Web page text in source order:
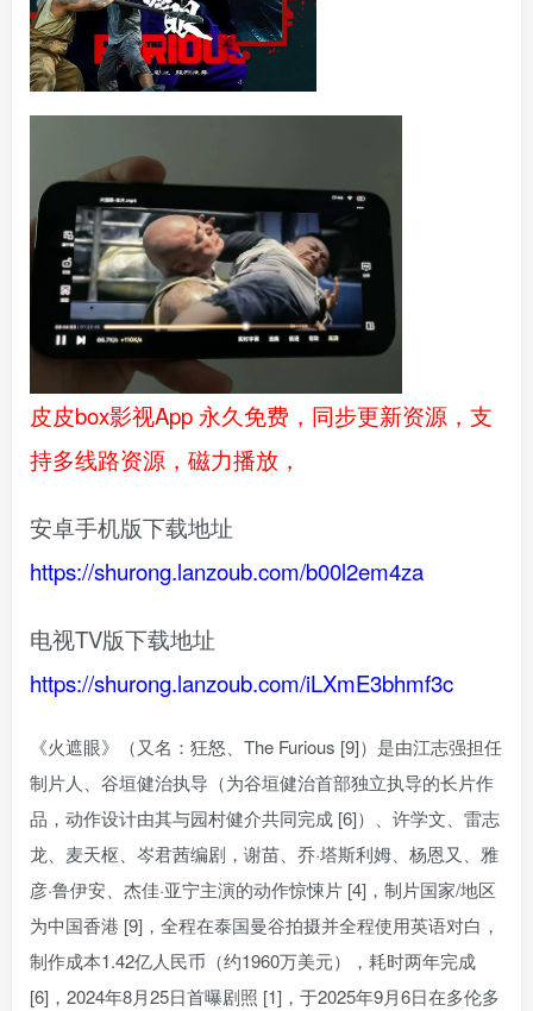
皮皮box影视App 永久免费，同步更新资源，支
持多线路资源，磁力播放，
安卓手机版下载地址
https://shurong.lanzoub.com/b00l2em4za
电视TV版下载地址
https://shurong.lanzoub.com/iLXmE3bhmf3c
《火遮眼》（又名：狂怒、The Furious [9]）是由江志强担任
制片人、谷垣健治执导（为谷垣健治首部独立执导的长片作
品，动作设计由其与园村健介共同完成 [6]）、许学文、雷志
龙、麦天枢、岑君茜编剧，谢苗、乔·塔斯利姆、杨恩又、雅
彦·鲁伊安、杰佳·亚宁主演的动作惊悚片 [4]，制片国家/地区
为中国香港 [9]，全程在泰国曼谷拍摄并全程使用英语对白，
制作成本1.42亿人民币（约1960万美元），耗时两年完成
[6]，2024年8月25日首曝剧照 [1]，于2025年9月6日在多伦多